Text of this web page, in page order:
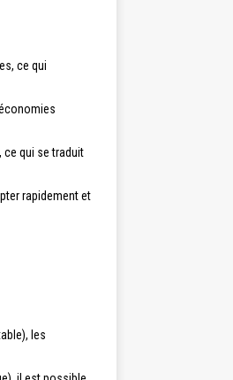
ce qui
ce qui se traduit
rapidement et
les